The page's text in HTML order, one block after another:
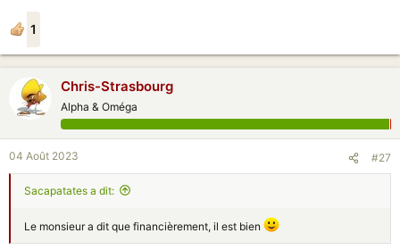
1
Chris-Strasbourg
Alpha & Oméga
04 Août 2023 #27
Sacapatates a dit:
Le monsieur a dit que financièrement, il est bien